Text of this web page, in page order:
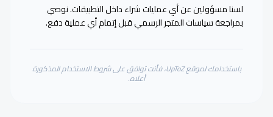
لسنا مسؤولين عن أي عمليات شراء داخل التطبيقات. نوصي
بمراجعة سياسات المتجر الرسمي قبل إتمام أي عملية دفع.
باستخدامك لموقع UpToZ، فأنت توافق على شروط الاستخدام المذكورة
أعلاه.